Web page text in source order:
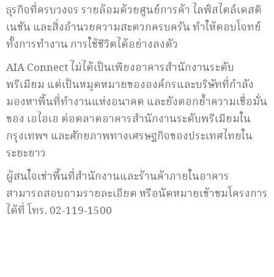
ธุรกิจที่ครบวงจร รายล้อมด้วยศูนย์การค้า ไลฟ์สไตล์เดสติ
เนชัน และสิ่งอำนวยความสะดวกครบครัน ทำให้ตอบโจทย์
ทั้งการทำงาน การใช้ชีวิตได้อย่างลงตัว
AIA Connect ไม่ได้เป็นเพียงอาคารสำนักงานระดับ
พรีเมียม แต่เป็นหมุดหมายขององค์กรและบริษัทที่กำลัง
มองหาพื้นที่ทำงานแห่งอนาคต และยังตอกย้ำความเชื่อมั่น
ของ เอไอเอ ต่อตลาดอาคารสำนักงานระดับพรีเมียมใน
กรุงเทพฯ และศักยภาพทางเศรษฐกิจของประเทศไทยใน
ระยะยาว
ผู้สนใจเช่าพื้นที่สำนักงานและร้านค้าภายในอาคาร
สามารถสอบถามรายละเอียด หรือนัดหมายเข้าชมโครงการ
ได้ที่ โทร. 02-119-1500